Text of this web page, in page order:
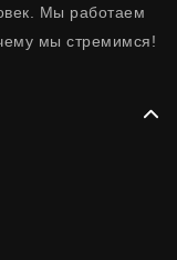
Мы работаем
мы стремимся!